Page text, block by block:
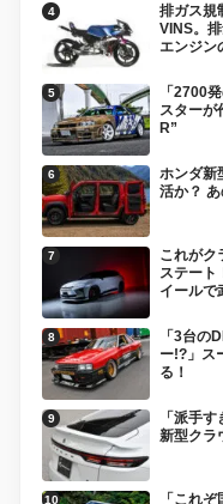
排ガス規
VINS。
エンジン
「2700
スターが
R”
ホンダ新
活か？
これがク
ステート
イールで
「3台の
ー!?」ス
る！
「派手
新型クラ
「これ